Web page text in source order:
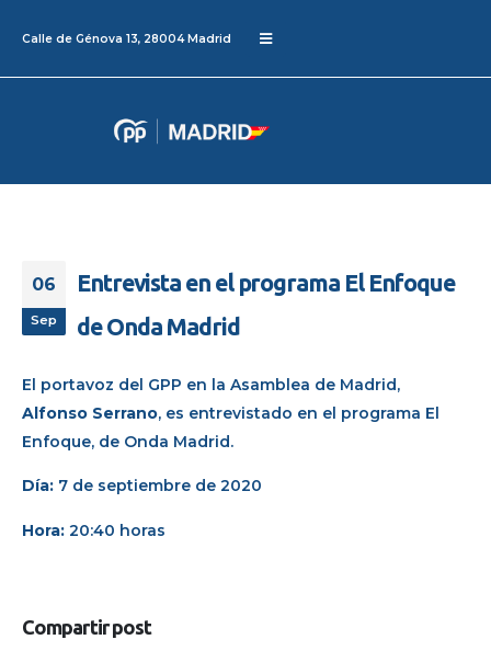
Calle de Génova 13, 28004 Madrid
06
Sep
Entrevista en el programa El Enfoque
de Onda Madrid
El portavoz del GPP en la Asamblea de Madrid,
Alfonso Serrano, es entrevistado en el programa El
Enfoque, de Onda Madrid.
Día: 7 de septiembre de 2020
Hora: 20:40 horas
Compartir post